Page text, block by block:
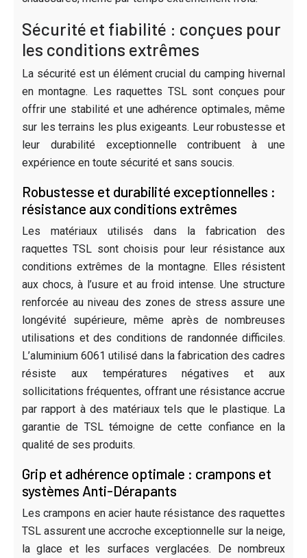
Sécurité et fiabilité : conçues pour
les conditions extrêmes
La sécurité est un élément crucial du camping hivernal
en montagne. Les raquettes TSL sont conçues pour
offrir une stabilité et une adhérence optimales, même
sur les terrains les plus exigeants. Leur robustesse et
leur durabilité exceptionnelle contribuent à une
expérience en toute sécurité et sans soucis.
Robustesse et durabilité exceptionnelles :
résistance aux conditions extrêmes
Les matériaux utilisés dans la fabrication des
raquettes TSL sont choisis pour leur résistance aux
conditions extrêmes de la montagne. Elles résistent
aux chocs, à l’usure et au froid intense. Une structure
renforcée au niveau des zones de stress assure une
longévité supérieure, même après de nombreuses
utilisations et des conditions de randonnée difficiles.
L’aluminium 6061 utilisé dans la fabrication des cadres
résiste aux températures négatives et aux
sollicitations fréquentes, offrant une résistance accrue
par rapport à des matériaux tels que le plastique. La
garantie de TSL témoigne de cette confiance en la
qualité de ses produits.
Grip et adhérence optimale : crampons et
systèmes Anti-Dérapants
Les crampons en acier haute résistance des raquettes
TSL assurent une accroche exceptionnelle sur la neige,
la glace et les surfaces verglacées. De nombreux